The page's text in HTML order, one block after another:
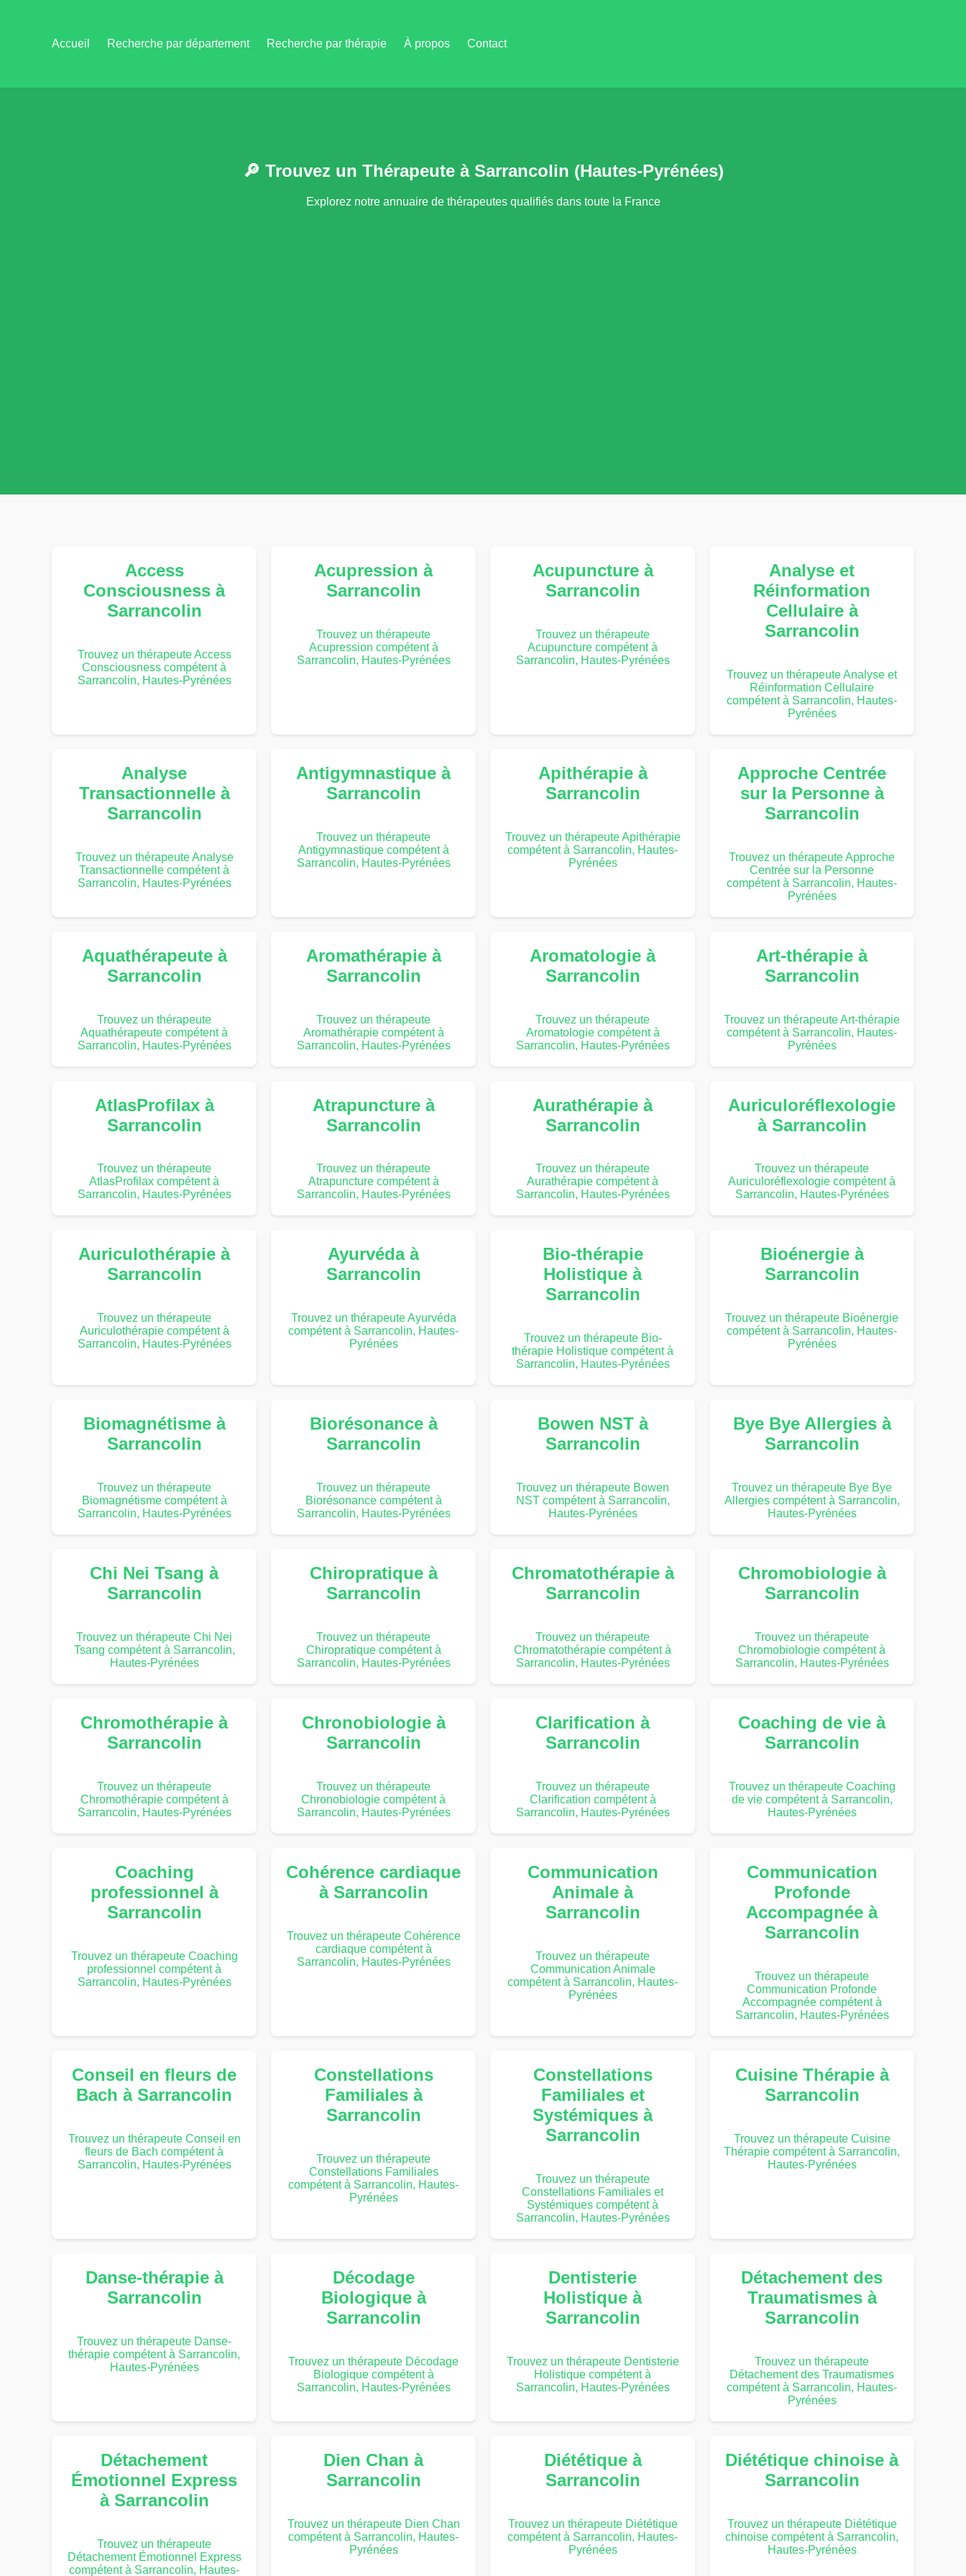
Accueil Recherche par département Recherche par thérapie À propos Contact
🔎 Trouvez un Thérapeute à Sarrancolin (Hautes-Pyrénées)
Explorez notre annuaire de thérapeutes qualifiés dans toute la France
Access
Consciousness à
Sarrancolin
Trouvez un thérapeute Access
Consciousness compétent à
Sarrancolin, Hautes-Pyrénées
Acupression à
Sarrancolin
Trouvez un thérapeute
Acupression compétent à
Sarrancolin, Hautes-Pyrénées
Acupuncture à
Sarrancolin
Trouvez un thérapeute
Acupuncture compétent à
Sarrancolin, Hautes-Pyrénées
Analyse et
Réinformation
Cellulaire à
Sarrancolin
Trouvez un thérapeute Analyse et
Réinformation Cellulaire
compétent à Sarrancolin, Hautes-
Pyrénées
Analyse
Transactionnelle à
Sarrancolin
Trouvez un thérapeute Analyse
Transactionnelle compétent à
Sarrancolin, Hautes-Pyrénées
Antigymnastique à
Sarrancolin
Trouvez un thérapeute
Antigymnastique compétent à
Sarrancolin, Hautes-Pyrénées
Apithérapie à
Sarrancolin
Trouvez un thérapeute Apithérapie
compétent à Sarrancolin, Hautes-
Pyrénées
Approche Centrée
sur la Personne à
Sarrancolin
Trouvez un thérapeute Approche
Centrée sur la Personne
compétent à Sarrancolin, Hautes-
Pyrénées
Aquathérapeute à
Sarrancolin
Trouvez un thérapeute
Aquathérapeute compétent à
Sarrancolin, Hautes-Pyrénées
Aromathérapie à
Sarrancolin
Trouvez un thérapeute
Aromathérapie compétent à
Sarrancolin, Hautes-Pyrénées
Aromatologie à
Sarrancolin
Trouvez un thérapeute
Aromatologie compétent à
Sarrancolin, Hautes-Pyrénées
Art-thérapie à
Sarrancolin
Trouvez un thérapeute Art-thérapie
compétent à Sarrancolin, Hautes-
Pyrénées
AtlasProfilax à
Sarrancolin
Trouvez un thérapeute
AtlasProfilax compétent à
Sarrancolin, Hautes-Pyrénées
Atrapuncture à
Sarrancolin
Trouvez un thérapeute
Atrapuncture compétent à
Sarrancolin, Hautes-Pyrénées
Aurathérapie à
Sarrancolin
Trouvez un thérapeute
Aurathérapie compétent à
Sarrancolin, Hautes-Pyrénées
Auriculoréflexologie
à Sarrancolin
Trouvez un thérapeute
Auriculoréflexologie compétent à
Sarrancolin, Hautes-Pyrénées
Auriculothérapie à
Sarrancolin
Trouvez un thérapeute
Auriculothérapie compétent à
Sarrancolin, Hautes-Pyrénées
Ayurvéda à
Sarrancolin
Trouvez un thérapeute Ayurvéda
compétent à Sarrancolin, Hautes-
Pyrénées
Bio-thérapie
Holistique à
Sarrancolin
Trouvez un thérapeute Bio-
thérapie Holistique compétent à
Sarrancolin, Hautes-Pyrénées
Bioénergie à
Sarrancolin
Trouvez un thérapeute Bioénergie
compétent à Sarrancolin, Hautes-
Pyrénées
Biomagnétisme à
Sarrancolin
Trouvez un thérapeute
Biomagnétisme compétent à
Sarrancolin, Hautes-Pyrénées
Biorésonance à
Sarrancolin
Trouvez un thérapeute
Biorésonance compétent à
Sarrancolin, Hautes-Pyrénées
Bowen NST à
Sarrancolin
Trouvez un thérapeute Bowen
NST compétent à Sarrancolin,
Hautes-Pyrénées
Bye Bye Allergies à
Sarrancolin
Trouvez un thérapeute Bye Bye
Allergies compétent à Sarrancolin,
Hautes-Pyrénées
Chi Nei Tsang à
Sarrancolin
Trouvez un thérapeute Chi Nei
Tsang compétent à Sarrancolin,
Hautes-Pyrénées
Chiropratique à
Sarrancolin
Trouvez un thérapeute
Chiropratique compétent à
Sarrancolin, Hautes-Pyrénées
Chromatothérapie à
Sarrancolin
Trouvez un thérapeute
Chromatothérapie compétent à
Sarrancolin, Hautes-Pyrénées
Chromobiologie à
Sarrancolin
Trouvez un thérapeute
Chromobiologie compétent à
Sarrancolin, Hautes-Pyrénées
Chromothérapie à
Sarrancolin
Trouvez un thérapeute
Chromothérapie compétent à
Sarrancolin, Hautes-Pyrénées
Chronobiologie à
Sarrancolin
Trouvez un thérapeute
Chronobiologie compétent à
Sarrancolin, Hautes-Pyrénées
Clarification à
Sarrancolin
Trouvez un thérapeute
Clarification compétent à
Sarrancolin, Hautes-Pyrénées
Coaching de vie à
Sarrancolin
Trouvez un thérapeute Coaching
de vie compétent à Sarrancolin,
Hautes-Pyrénées
Coaching
professionnel à
Sarrancolin
Trouvez un thérapeute Coaching
professionnel compétent à
Sarrancolin, Hautes-Pyrénées
Cohérence cardiaque
à Sarrancolin
Trouvez un thérapeute Cohérence
cardiaque compétent à
Sarrancolin, Hautes-Pyrénées
Communication
Animale à
Sarrancolin
Trouvez un thérapeute
Communication Animale
compétent à Sarrancolin, Hautes-
Pyrénées
Communication
Profonde
Accompagnée à
Sarrancolin
Trouvez un thérapeute
Communication Profonde
Accompagnée compétent à
Sarrancolin, Hautes-Pyrénées
Conseil en fleurs de
Bach à Sarrancolin
Trouvez un thérapeute Conseil en
fleurs de Bach compétent à
Sarrancolin, Hautes-Pyrénées
Constellations
Familiales à
Sarrancolin
Trouvez un thérapeute
Constellations Familiales
compétent à Sarrancolin, Hautes-
Pyrénées
Constellations
Familiales et
Systémiques à
Sarrancolin
Trouvez un thérapeute
Constellations Familiales et
Systémiques compétent à
Sarrancolin, Hautes-Pyrénées
Cuisine Thérapie à
Sarrancolin
Trouvez un thérapeute Cuisine
Thérapie compétent à Sarrancolin,
Hautes-Pyrénées
Danse-thérapie à
Sarrancolin
Trouvez un thérapeute Danse-
thérapie compétent à Sarrancolin,
Hautes-Pyrénées
Décodage
Biologique à
Sarrancolin
Trouvez un thérapeute Décodage
Biologique compétent à
Sarrancolin, Hautes-Pyrénées
Dentisterie
Holistique à
Sarrancolin
Trouvez un thérapeute Dentisterie
Holistique compétent à
Sarrancolin, Hautes-Pyrénées
Détachement des
Traumatismes à
Sarrancolin
Trouvez un thérapeute
Détachement des Traumatismes
compétent à Sarrancolin, Hautes-
Pyrénées
Détachement
Émotionnel Express
à Sarrancolin
Trouvez un thérapeute
Détachement Émotionnel Express
compétent à Sarrancolin, Hautes-
Dien Chan à
Sarrancolin
Trouvez un thérapeute Dien Chan
compétent à Sarrancolin, Hautes-
Pyrénées
Diététique à
Sarrancolin
Trouvez un thérapeute Diététique
compétent à Sarrancolin, Hautes-
Pyrénées
Diététique chinoise à
Sarrancolin
Trouvez un thérapeute Diététique
chinoise compétent à Sarrancolin,
Hautes-Pyrénées